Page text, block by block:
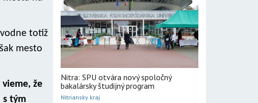
totiž
mesto
že
s tým
Nitra: SPU otvára nový spoločný
bakalársky študijný program
Nitriansky kraj